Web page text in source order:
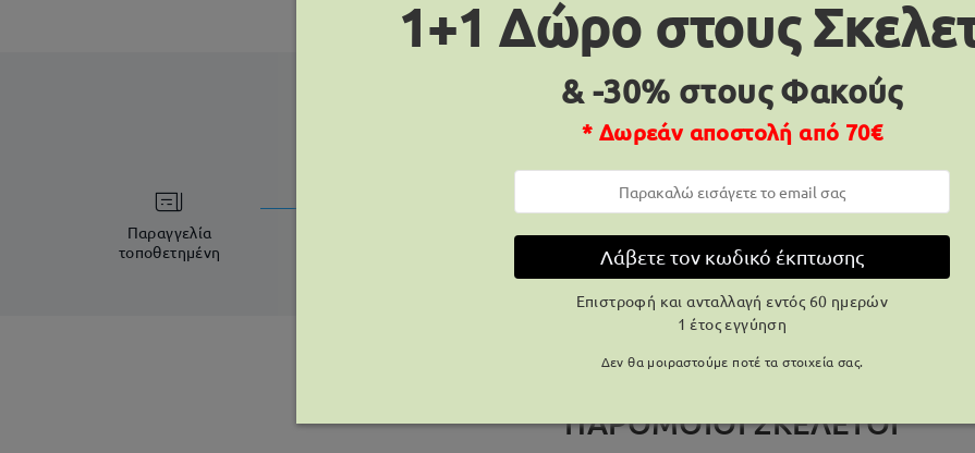
ΠΑΡΆΔΟΣΗ
Παραγγελία
τοποθετημένη
Αποστολή
ΠΑΡΌΜΟΙΟΙ ΣΚΕΛΕΤΟΊ
1+1 Δώρο στους
& -30% στους Φακούς
* Δωρεάν αποστολή από 70€
Λάβετε τον κωδικό έκπτωσης
Επιστροφή και ανταλλαγή εντός 60 ημερών
1 έτος εγγύηση
Δεν θα μοιραστούμε ποτέ τα στοιχεία σας.